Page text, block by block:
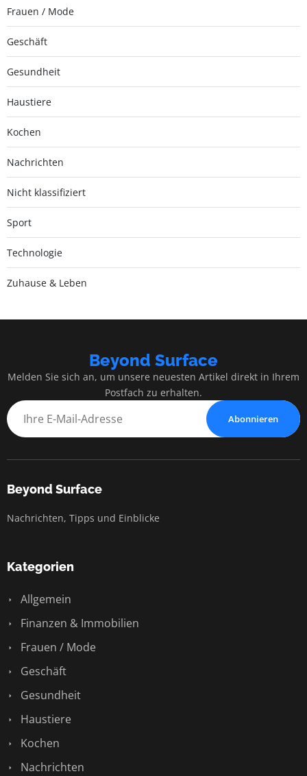
Frauen / Mode
Geschäft
Gesundheit
Haustiere
Kochen
Nachrichten
Nicht klassifiziert
Sport
Technologie
Zuhause & Leben
Beyond Surface
Melden Sie sich an, um unsere neuesten Artikel direkt in Ihrem
Postfach zu erhalten.
Abonnieren
Beyond Surface
Nachrichten, Tipps und Einblicke
Kategorien
Allgemein
Finanzen & Immobilien
Frauen / Mode
Geschäft
Gesundheit
Haustiere
Kochen
Nachrichten